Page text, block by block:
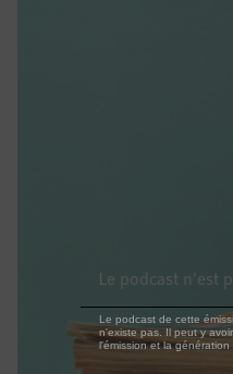
Le podcast n'est
Le podcast de cette
n'existe pas. Il peut y
l'émission et la génération